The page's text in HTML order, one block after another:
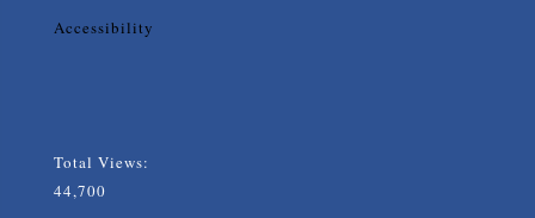
Accessibility
Total Views:
44,700